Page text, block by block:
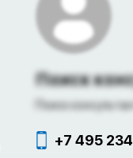
Поиск
Поиск
+7 495